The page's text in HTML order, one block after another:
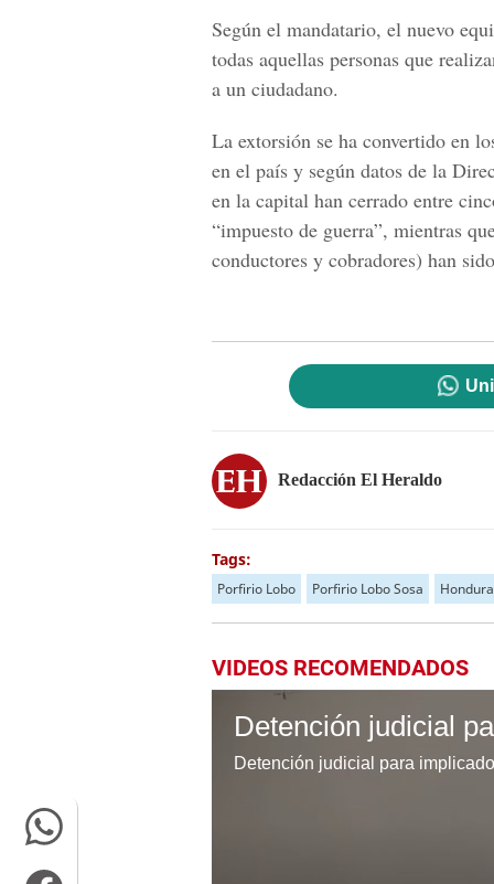
Según el mandatario, el nuevo
todas aquellas personas que
a un ciudadano.
La extorsión se ha convertido en
en el país y según datos de la
en la capital han cerrado entre
“impuesto de guerra”, mientras
conductores y cobradores) han
Redacción El Heraldo
Tags:
Porfirio Lobo Porfirio Lobo Sosa
VIDEOS RECOMENDADOS
Detención judicial para